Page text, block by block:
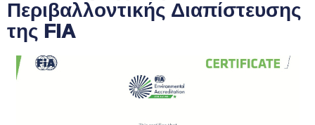
Περιβαλλοντικής Διαπίστευσης
της FIA